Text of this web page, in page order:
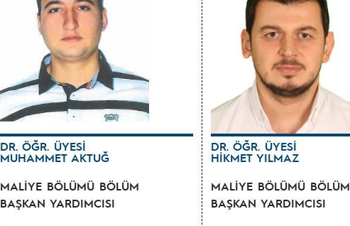
DR. ÖĞR. ÜYESİ
MUHAMMET AKTUĞ
MALİYE BÖLÜMÜ BÖLÜM
BAŞKAN YARDIMCISI
DR. ÖĞR. ÜYESİ
HİKMET YILMAZ
MALİYE BÖLÜMÜ BÖLÜM
BAŞKAN YARDIMCISI